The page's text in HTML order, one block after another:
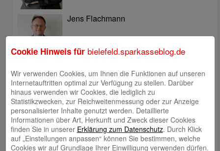
Jens Flachmann
Christoph Kaleschke
Stephan Merkel
Cookie Hinweis für bielefeld.sparkasseblog.de
Wir verwenden Cookies, um Ihnen die Funktionen auf unseren
Internetauftritten optimal zur Verfügung zu stellen. Darüber
hinaus verwenden wir Cookies, die lediglich zu
Statistikzwecken, zur Reichweitenmessung oder zur Anzeige
personalisierter Inhalte genutzt werden. Detaillierte
Informationen über Art, Herkunft und Zweck dieser Cookies
finden Sie in unserer Erklärung zum Datenschutz. Durch Klick
auf „Einstellungen anpassen“ können Sie bestimmen, welche
Cookies wir auf Grundlage Ihrer Einwilligung verwenden dürfen.